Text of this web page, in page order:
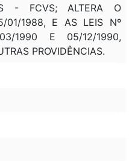
- FCVS; ALTERA O
01/1988, E AS LEIS Nº
1990 E 05/12/1990,
PROVIDÊNCIAS.